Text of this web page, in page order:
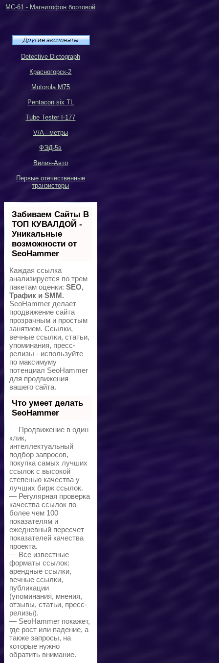
МС-61 - Магнитофон бортовой
Detective Dictograph
Красногорск-2
Motorola M75
Pentacon six TL
Tube Tester I-177
V/A - метры
ФЭД-5в
Вилия-Авто
Первые отечественные
транзисторы
Забиваем Сайты В
ТОП КУВАЛДОЙ -
Уникальные
возможности от
SeoHammer
Каждая ссылка
анализируется по трем
пакетам оценки: SEO,
Трафик и SMM.
SeoHammer делает
продвижение сайта
прозрачным и простым
занятием. Ссылки,
вечные ссылки, статьи,
упоминания, пресс-
релизы - используйте
по максимуму
потенциал SeoHammer
для продвижения
вашего сайта.
Что умеет делать
SeoHammer
— Продвижение в один
клик,
интеллектуальный
подбор запросов,
покупка самых лучших
ссылок с высокой
степенью качества у
лучших бирж ссылок.
— Регулярная проверка
качества ссылок по
более чем 100
показателям и
ежедневный пересчет
показателей качества
проекта.
— Все известные
форматы ссылок:
арендные ссылки,
вечные ссылки,
публикации
(упоминания, мнения,
отзывы, статьи, пресс-
релизы).
— SeoHammer покажет,
где рост или падение, а
также запросы, на
которые нужно
обратить внимание.